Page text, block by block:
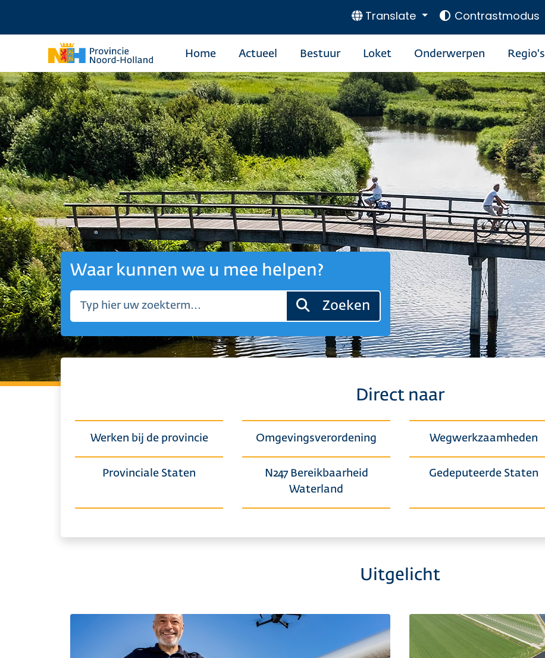
Translate Contrastmodus
Home Actueel Bestuur Loket Onderwerpen Regio's
Waar kunnen we u mee helpen?
Zoeken
Direct naar
Werken bij de provincie Omgevingsverordening Wegwerkzaamheden
Provinciale Staten
N247 Bereikbaarheid
Waterland
Gedeputeerde Staten
Uitgelicht